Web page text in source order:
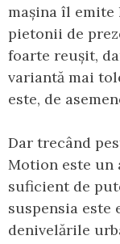
mașina îl emite
pietonii de
foarte reușit,
variantă mai
este, de
Dar trecând
Motion este un
suficient de
suspensia este
denivelările